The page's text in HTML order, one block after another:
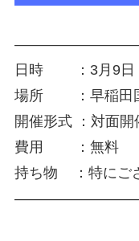
日時 ：3月9日
場所 ：早稲田国
開催形式 ：対面開
費用 ：無料
持ち物 ：特にご